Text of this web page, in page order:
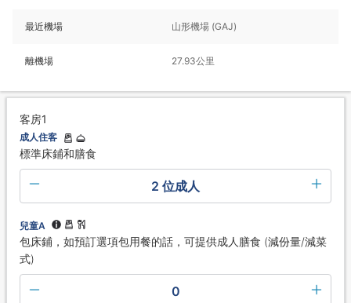
最近機場 山形機場 (GAJ)
離機場 27.93公里
客房1
成人住客
標準床鋪和膳食
2 位成人
兒童A
包床鋪，如預訂選項包用餐的話，可提供成人膳食 (減份量/減菜
式)
0